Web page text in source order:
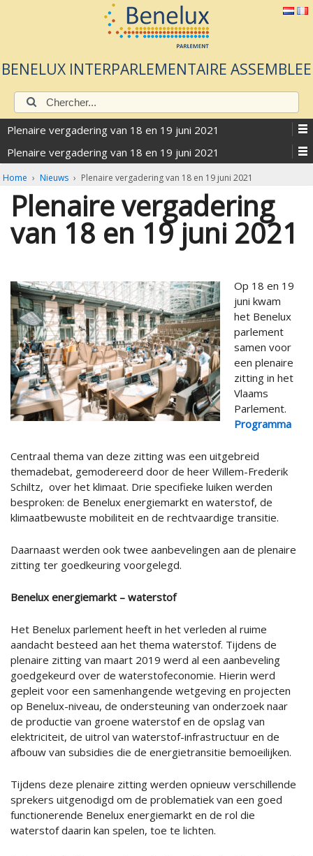
BENELUX INTERPARLEMENTAIRE ASSEMBLEE
Chercher:
Plenaire vergadering van 18 en 19 juni 2021
Plenaire vergadering van 18 en 19 juni 2021
Home › Nieuws › Plenaire vergadering van 18 en 19 juni 2021
Plenaire vergadering
van 18 en 19 juni 2021
Op 18 en 19
juni kwam
het Benelux
parlement
samen voor
een plenaire
zitting in het
Vlaams
Parlement.
Programma
Centraal thema van deze zitting was een uitgebreid
themadebat, gemodereerd door de heer Willem-Frederik
Schiltz, over het klimaat. Drie specifieke luiken werden
besproken: de Benelux energiemarkt en waterstof, de
klimaatbewuste mobiliteit en de rechtvaardige transitie.
Daarnaast werden ook twee aanbevelingen aan de plenaire
zitting ter goedkeuring voorgelegd.
Benelux energiemarkt – waterstof
Het Benelux parlement heeft in het verleden al ruime
aandacht besteed aan het thema waterstof. Tijdens de
plenaire zitting van maart 2019 werd al een aanbeveling
goedgekeurd over de waterstofeconomie. Hierin werd
gepleit voor een samenhangende wetgeving en projecten
op Benelux-niveau, de ondersteuning van onderzoek naar
de productie van groene waterstof en de opslag van
elektriciteit, de uitrol van waterstof-infrastructuur en de
afbouw van subsidies die de energietransitie bemoeilijken.
Tijdens deze plenaire zitting werden opnieuw verschillende
sprekers uitgenodigd om de problematiek van een goed
functionerende Benelux energiemarkt en de rol die
waterstof daarin kan spelen, toe te lichten.